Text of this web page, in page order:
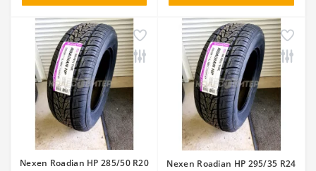
Nexen Roadian HP 285/50 R20
Nexen Roadian HP 295/35 R24